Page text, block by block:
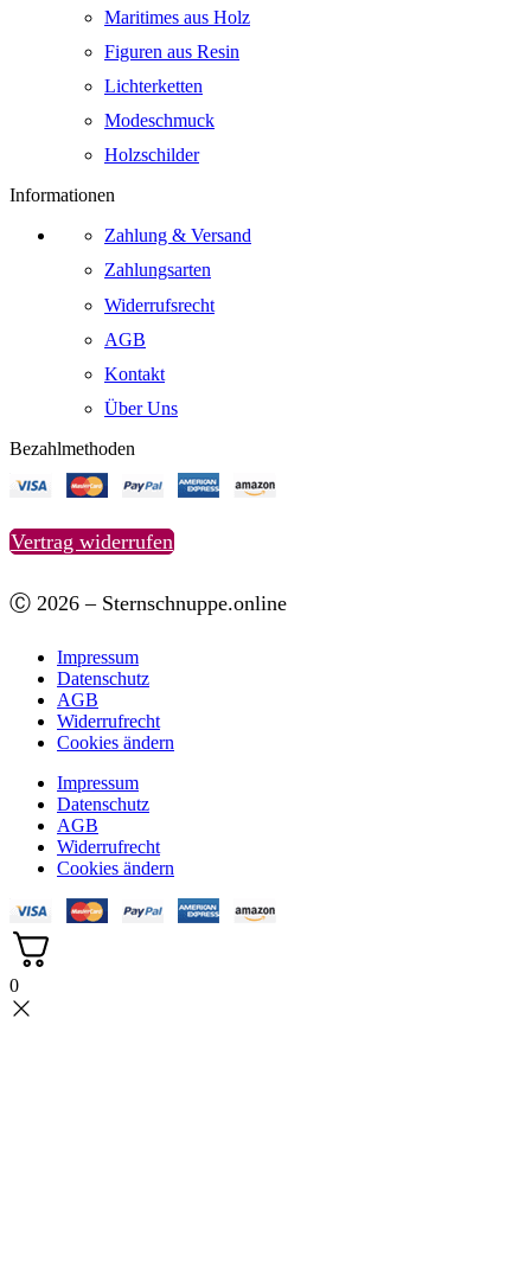
Maritimes aus Holz
Figuren aus Resin
Lichterketten
Modeschmuck
Holzschilder
Informationen
Zahlung & Versand
Zahlungsarten
Widerrufsrecht
AGB
Kontakt
Über Uns
Bezahlmethoden
Vertrag widerrufen
Ⓒ 2026 – Sternschnuppe.online
Impressum
Datenschutz
AGB
Widerrufrecht
Cookies ändern
Impressum
Datenschutz
AGB
Widerrufrecht
Cookies ändern
0